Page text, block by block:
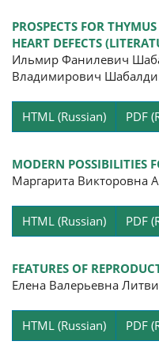
PROSPECTS FOR
HEART DEFECTS
Ильмир Фанилевич
Владимирович
HTML (Russian) PDF
MODERN POSSIBILITIES
Маргарита Викторовна
HTML (Russian) PDF
FEATURES OF
Елена Валерьевна
HTML (Russian) PDF